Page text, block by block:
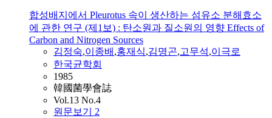
합성배지에서 Pleurotus 속이 생산하는 섬유소 분해효소
에 관한 연구 (제1보) : 탄소원과 질소원의 영향 Effects of
Carbon and Nitrogen Sources
김정숙,이종배 ,홍재식,김명곤,고무석,이극로
한국균학회
1985
韓國菌學會誌
Vol.13 No.4
원문보기 2